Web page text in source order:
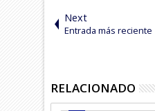
Next
Entrada más reciente
RELACIONADO